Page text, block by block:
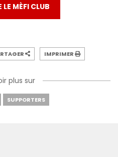
LE MÈFI CLUB
IMPRIMER
plus sur
SUPPORTERS